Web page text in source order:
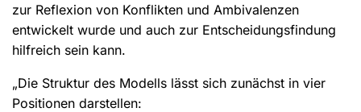
zur Reflexion von Konflikten und Ambivalenzen
entwickelt wurde und auch zur Entscheidungsfindung
hilfreich sein kann.
„Die Struktur des Modells lässt sich zunächst in vier
Positionen darstellen: